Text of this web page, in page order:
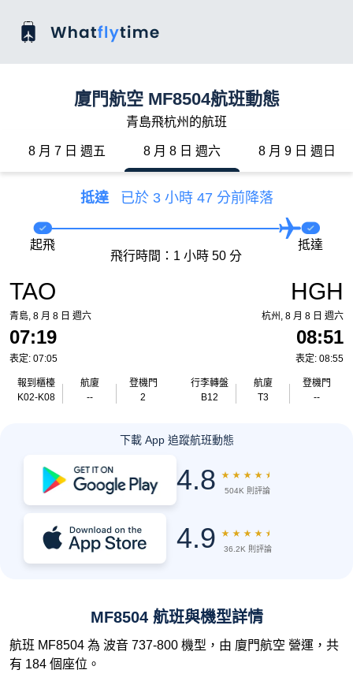
廈門航空 MF8504航班動態
青島飛杭州的航班
8 月 7 日 週五 8 月 8 日 週六 8 月 9 日 週日
抵達 已於 3 小時 47 分前降落
TAO
青島, 8 月 8 日 週六
07:19
表定: 07:05
報到櫃檯
K02-K08
航廈
--
登機門
2
起飛
飛行時間：1 小時 50 分
抵達
HGH
杭州, 8 月 8 日 週六
08:51
表定: 08:55
行李轉盤
B12
航廈
T3
登機門
--
下載 App 追蹤航班動態
4.8 ★ ★ ★ ★ ★
504K 則評論
4.9 ★ ★ ★ ★ ★
36.2K 則評論
MF8504 航班與機型詳情
航班 MF8504 為 波音 737-800 機型，由 廈門航空 營運，共
有 184 個座位。